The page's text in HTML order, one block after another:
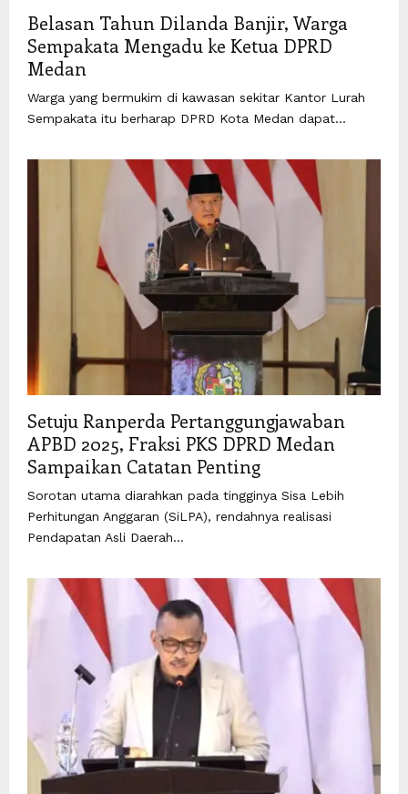
Belasan Tahun Dilanda Banjir, Warga
Sempakata Mengadu ke Ketua DPRD
Medan
Warga yang bermukim di kawasan sekitar Kantor Lurah
Sempakata itu berharap DPRD Kota Medan dapat...
Setuju Ranperda Pertanggungjawaban
APBD 2025, Fraksi PKS DPRD Medan
Sampaikan Catatan Penting
Sorotan utama diarahkan pada tingginya Sisa Lebih
Perhitungan Anggaran (SiLPA), rendahnya realisasi
Pendapatan Asli Daerah...